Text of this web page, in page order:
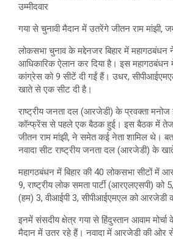
उम्मीदवार
गया से चुनावी मैदान में उतरेंगे जीतन राम
लोकसभा चुनाव के मद्देनजर बिहार में महागठबंधन
आधिकारिक ऐलान कर दिया है। इस
कांग्रेस को 9 सीटें दी गईं हैं। उधर,
खाते से एक सीट दी है।
राष्ट्रीय जनता दल (आरजेडी) के प्रवक्ता मनोज
कॉन्फ्रेंस से पहले एक बैठक हुई। इस बैठक में
जीतन राम मांझी, ने समेत कई नेता शामिल थे।
नवादा सीट राष्ट्रीय जनता दल (आरजेडी) के
महागठबंधन में बिहार की 40 लोकसभा सीटों में
9, राष्ट्रीय लोक समता पार्टी (आरएलएसपी) को 5,
(हम) 3, वीआईपी 3, सीपीआईएमएल को आरजेडी
इनमें संसदीय क्षेत्र गया से हिंदुस्तान आवाम मोर्चा
मैदान में उतर रहे हैं। नवादा में आरजेडी की ओर से